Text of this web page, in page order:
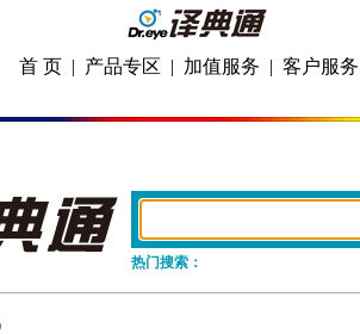
首 页 | 产品专区 | 加值服务 | 客户服务
热门搜索：